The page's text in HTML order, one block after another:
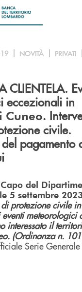
NOVITÀ PRIVATI
CLIENTELA.
eccezionali in
Cuneo.
civile.
pagamento
del
5 settembre
protezione civile
meteorologici
interessato il
(Ordinanza n.
Serie